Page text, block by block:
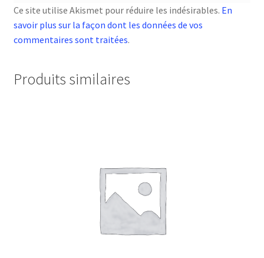
Ce site utilise Akismet pour réduire les indésirables. En
savoir plus sur la façon dont les données de vos
commentaires sont traitées.
Produits similaires